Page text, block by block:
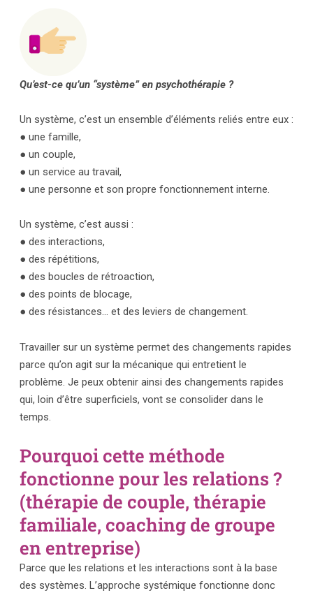
Qu’est-ce qu’un “système” en psychothérapie ?
Un système, c’est un ensemble d’éléments reliés entre eux :
● une famille,
● un couple,
● un service au travail,
● une personne et son propre fonctionnement interne.
Un système, c’est aussi :
● des interactions,
● des répétitions,
● des boucles de rétroaction,
● des points de blocage,
● des résistances… et des leviers de changement.
Travailler sur un système permet des changements rapides
parce qu’on agit sur la mécanique qui entretient le
problème. Je peux obtenir ainsi des changements rapides
qui, loin d’être superficiels, vont se consolider dans le
temps.
Pourquoi cette méthode
fonctionne pour les relations ?
(thérapie de couple, thérapie
familiale, coaching de groupe
en entreprise)
Parce que les relations et les interactions sont à la base
des systèmes. L’approche systémique fonctionne donc